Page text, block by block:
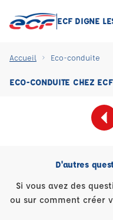
ECF DIGNE
Accueil Eco-conduite
ECO-CONDUITE CHEZ
D'autres
Si vous avez des
ou sur comment créer